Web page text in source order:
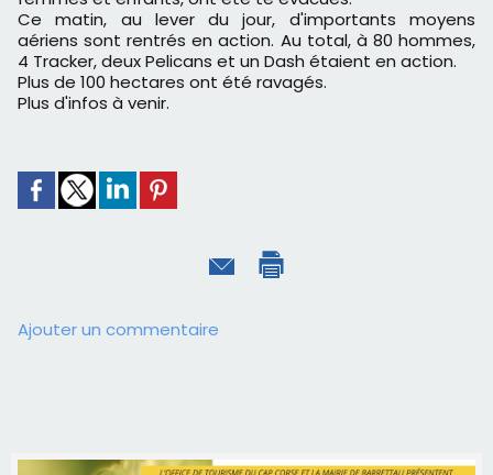
Ce matin, au lever du jour, d'importants moyens
aériens sont rentrés en action. Au total, à 80 hommes,
4 Tracker, deux Pelicans et un Dash étaient en action.
Plus de 100 hectares ont été ravagés.
Plus d'infos à venir.
Ajouter un commentaire